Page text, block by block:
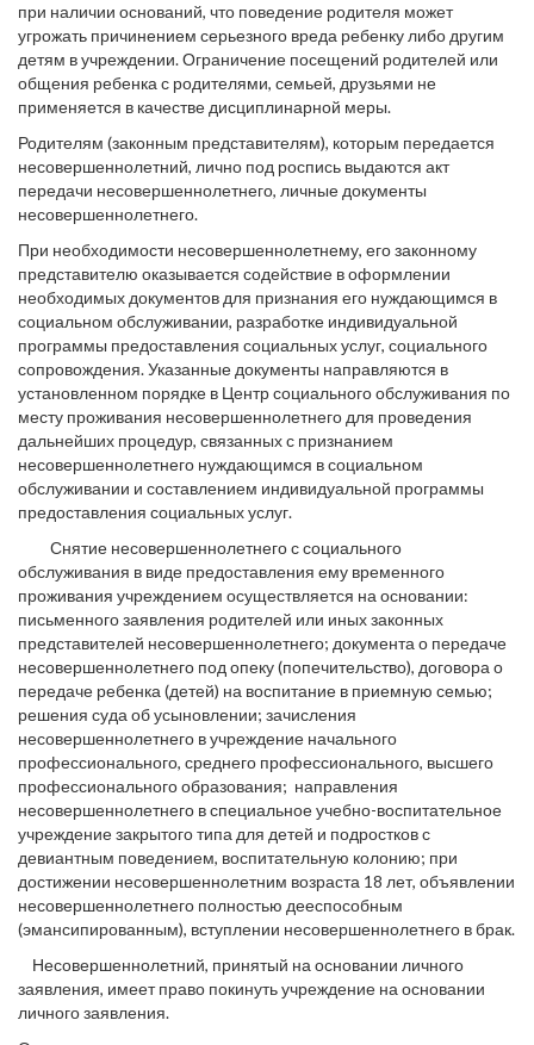
при наличии оснований, что поведение родителя может
угрожать причинением серьезного вреда ребенку либо другим
детям в учреждении. Ограничение посещений родителей или
общения ребенка с родителями, семьей, друзьями не
применяется в качестве дисциплинарной меры.
Родителям (законным представителям), которым передается
несовершеннолетний, лично под роспись выдаются акт
передачи несовершеннолетнего, личные документы
несовершеннолетнего.
При необходимости несовершеннолетнему, его законному
представителю оказывается содействие в оформлении
необходимых документов для признания его нуждающимся в
социальном обслуживании, разработке индивидуальной
программы предоставления социальных услуг, социального
сопровождения. Указанные документы направляются в
установленном порядке в Центр социального обслуживания по
месту проживания несовершеннолетнего для проведения
дальнейших процедур, связанных с признанием
несовершеннолетнего нуждающимся в социальном
обслуживании и составлением индивидуальной программы
предоставления социальных услуг.
Снятие несовершеннолетнего с социального
обслуживания в виде предоставления ему временного
проживания учреждением осуществляется на основании:
письменного заявления родителей или иных законных
представителей несовершеннолетнего; документа о передаче
несовершеннолетнего под опеку (попечительство), договора о
передаче ребенка (детей) на воспитание в приемную семью;
решения суда об усыновлении; зачисления
несовершеннолетнего в учреждение начального
профессионального, среднего профессионального, высшего
профессионального образования; направления
несовершеннолетнего в специальное учебно-воспитательное
учреждение закрытого типа для детей и подростков с
девиантным поведением, воспитательную колонию; при
достижении несовершеннолетним возраста 18 лет, объявлении
несовершеннолетнего полностью дееспособным
(эмансипированным), вступлении несовершеннолетнего в брак.
Несовершеннолетний, принятый на основании личного
заявления, имеет право покинуть учреждение на основании
личного заявления.